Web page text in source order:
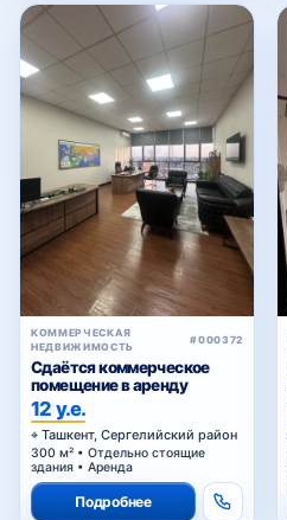
КОММЕРЧЕСКАЯ
НЕДВИЖИМОСТЬ
#000372
Сдаётся коммерческое
помещение в аренду
12 у.е.
Ташкент, Сергелийский район
300 м² • Отдельно стоящие
здания • Аренда
Подробнее